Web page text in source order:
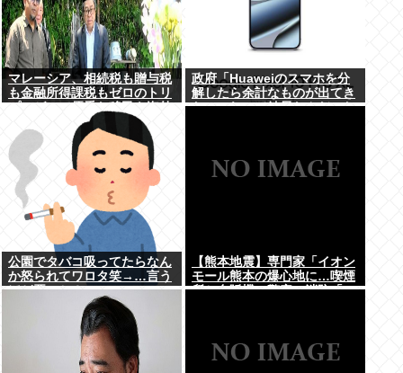
マレーシア、相続税も贈与税
も金融所得課税もゼロのトリ
プルゼロで優秀な移民を海外
から集めてしまう…
政府「Huaweiのスマホを分
解したら余計なものが出てき
た」これって結局なんだった
公園でタバコ吸ってたらなん
か怒られてワロタ笑→…言う
ほど悪いか？
【熊本地震】専門家「イオン
モール熊本の爆心地に…喫煙
所と自販機」警察・消防「」